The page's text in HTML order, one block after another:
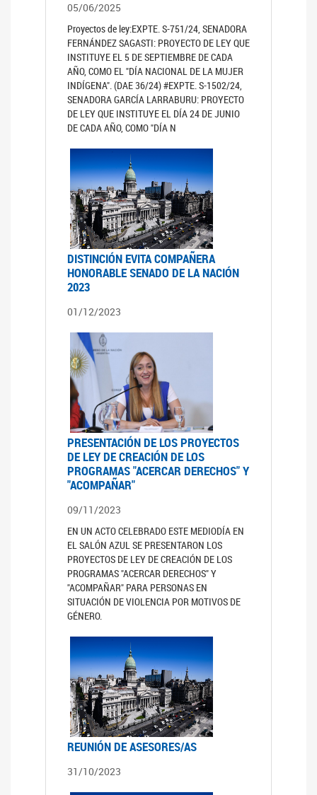
05/06/2025
Proyectos de ley:EXPTE. S-751/24, SENADORA
FERNÁNDEZ SAGASTI: PROYECTO DE LEY QUE
INSTITUYE EL 5 DE SEPTIEMBRE DE CADA
AÑO, COMO EL "DÍA NACIONAL DE LA MUJER
INDÍGENA". (DAE 36/24) #EXPTE. S-1502/24,
SENADORA GARCÍA LARRABURU: PROYECTO
DE LEY QUE INSTITUYE EL DÍA 24 DE JUNIO
DE CADA AÑO, COMO "DÍA N
DISTINCIÓN EVITA COMPAÑERA
HONORABLE SENADO DE LA NACIÓN
2023
01/12/2023
PRESENTACIÓN DE LOS PROYECTOS
DE LEY DE CREACIÓN DE LOS
PROGRAMAS "ACERCAR DERECHOS" Y
"ACOMPAÑAR"
09/11/2023
EN UN ACTO CELEBRADO ESTE MEDIODÍA EN
EL SALÓN AZUL SE PRESENTARON LOS
PROYECTOS DE LEY DE CREACIÓN DE LOS
PROGRAMAS "ACERCAR DERECHOS" Y
"ACOMPAÑAR" PARA PERSONAS EN
SITUACIÓN DE VIOLENCIA POR MOTIVOS DE
GÉNERO.
REUNIÓN DE ASESORES/AS
31/10/2023